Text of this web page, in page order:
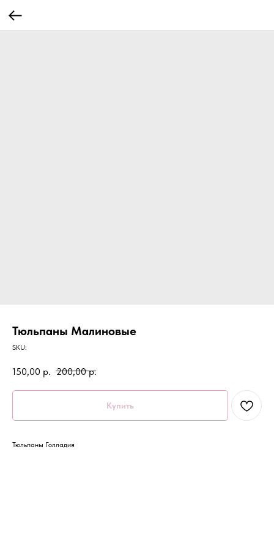
Тюльпаны Малиновые
SKU:
150,00 р. 200,00 р.
Купить
Тюльпаны Голладия